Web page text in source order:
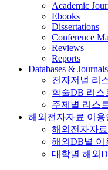
Academic
Ebooks
Dissertations
Conference
Reviews
Reports
Databases & Journals
전자저널 리
학술DB 리스
주제별 리스
해외전자자료 이용
해외전자자
해외DB별 이
대학별 해외